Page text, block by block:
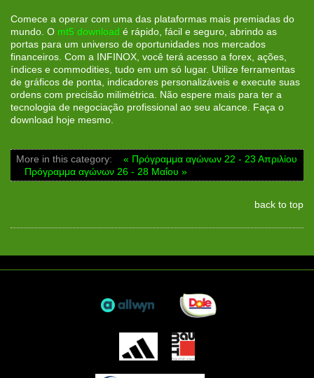
Comece a operar com uma das plataformas mais premiadas do
mundo. O mt5 download é rápido, fácil e seguro, abrindo as
portas para um universo de oportunidades nos mercados
financeiros. Com a INFINOX, você terá acesso a forex, ações,
índices e commodities, tudo em um só lugar. Utilize ferramentas
de gráficos de ponta, indicadores personalizáveis e execute suas
ordens com precisão milimétrica. Não espere mais para ter a
tecnologia de negociação profissional ao seu alcance. Faça o
download hoje mesmo.
More in this category:
« Πρόγραμμα αγώνων 22 - 23 Απριλίου
Πρόγραμμα αγώνων 26 - 28 Μαΐου »
back to top